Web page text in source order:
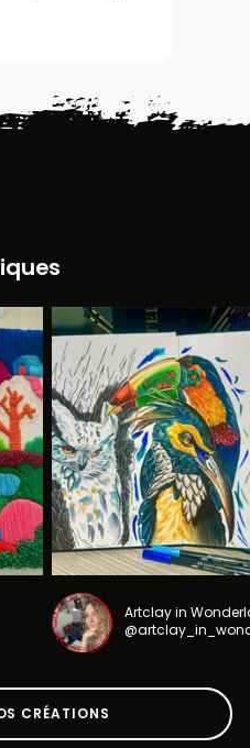
Artclay in
CRÉATIONS